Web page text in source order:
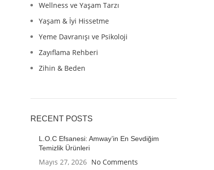
Wellness ve Yaşam Tarzı
Yaşam & İyi Hissetme
Yeme Davranışı ve Psikoloji
Zayıflama Rehberi
Zihin & Beden
RECENT POSTS
L.O.C Efsanesi: Amway’in En Sevdiğim
Temizlik Ürünleri
Mayıs 27, 2026 No Comments